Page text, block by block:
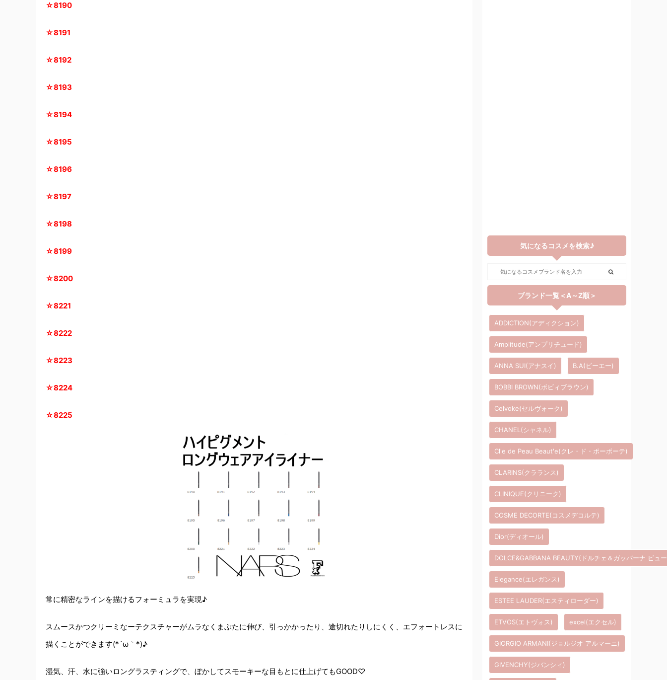
☆8190
☆8191
☆8192
☆8193
☆8194
☆8195
☆8196
☆8197
☆8198
☆8199
☆8200
☆8221
☆8222
☆8223
☆8224
☆8225
常に精密なラインを描けるフォーミュラを実現♪
スムースかつクリーミなーテクスチャーがムラなくまぶたに伸び、引っかかったり、途切れたりしにくく、エフォートレスに
描くことができます(*´ω｀*)♪
湿気、汗、水に強いロングラスティングで、ぼかしてスモーキーな目もとに仕上げてもGOOD♡
気になるコスメを検索♪
ブランド一覧＜A～Z順＞
ADDICTION(アディクション)
Amplitude(アンプリチュード)
ANNA SUI(アナスイ) B.A(ビーエー)
BOBBI BROWN(ボビィブラウン)
Celvoke(セルヴォーク)
CHANEL(シャネル)
Cl'e de Peau Beaut'e(クレ・ド・ポーボーテ)
CLARINS(クラランス)
CLINIQUE(クリニーク)
COSME DECORTE(コスメデコルテ)
Dior(ディオール)
DOLCE&GABBANA BEAUTY(ドルチェ＆ガッバーナ ビュ
Elegance(エレガンス)
ESTEE LAUDER(エスティローダー)
ETVOS(エトヴォス) excel(エクセル)
GIORGIO ARMANI(ジョルジオ アルマーニ)
GIVENCHY(ジバンシィ)